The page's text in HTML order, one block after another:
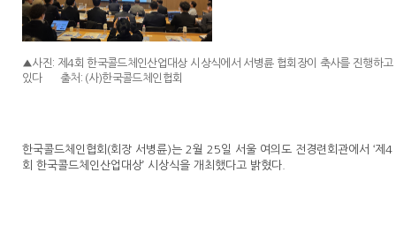
▲사진: 제4회 한국콜드체인산업대상 시상식에서 서병륜 협회장이 축사를 진행하고
있다 출처: (사)한국콜드체인협회
한국콜드체인협회(회장 서병륜)는 2월 25일 서울 여의도 전경련회관에서 ‘제4
회 한국콜드체인산업대상’ 시상식을 개최했다고 밝혔다.